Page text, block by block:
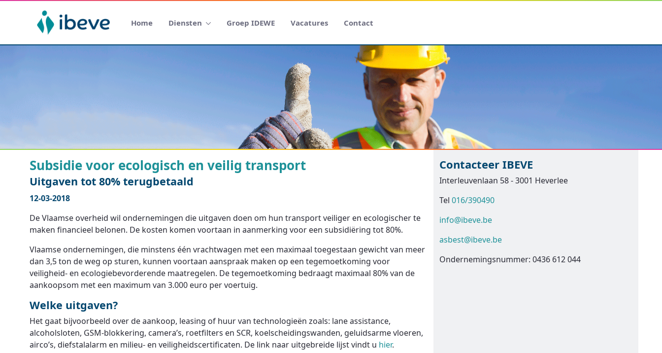
Home Diensten Groep IDEWE Vacatures Contact
Subsidie voor ecologisch en veilig transport
Uitgaven tot 80% terugbetaald
12-03-2018
De Vlaamse overheid wil ondernemingen die uitgaven doen om hun transport veiliger en ecologischer te
maken financieel belonen. De kosten komen voortaan in aanmerking voor een subsidiëring tot 80%.
Vlaamse ondernemingen, die minstens één vrachtwagen met een maximaal toegestaan gewicht van meer
dan 3,5 ton de weg op sturen, kunnen voortaan aanspraak maken op een tegemoetkoming voor
veiligheid- en ecologiebevorderende maatregelen. De tegemoetkoming bedraagt maximaal 80% van de
aankoopsom met een maximum van 3.000 euro per voertuig.
Welke uitgaven?
Het gaat bijvoorbeeld over de aankoop, leasing of huur van technologieën zoals: lane assistance,
alcoholsloten, GSM-blokkering, camera’s, roetfilters en SCR, koelscheidingswanden, geluidsarme vloeren,
airco’s, diefstalalarm en milieu- en veiligheidscertificaten. De link naar uitgebreide lijst vindt u hier.
Contacteer IBEVE
Interleuvenlaan 58 - 3001 Heverlee
Tel 016/390490
info@ibeve.be
asbest@ibeve.be
Ondernemingsnummer: 0436 612 044